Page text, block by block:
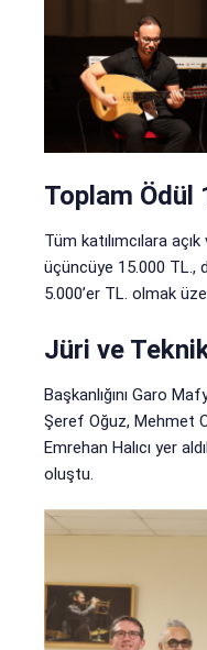
Toplam Ödül
Tüm katılımcılara
üçüncüye 15.000 TL.,
5.000’er TL. olmak
Jüri ve
Başkanlığını Garo
Şeref Oğuz, Mehmet
Emrehan Halıcı yer
oluştu.